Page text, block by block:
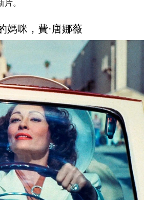
。
媽咪，費·唐娜薇